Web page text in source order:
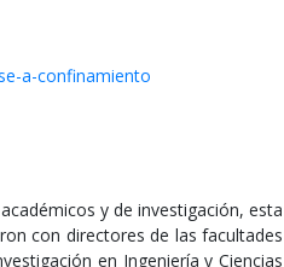
a-confinamiento
y de investigación, esta
con directores de las facultades
en Ingeniería y Ciencias